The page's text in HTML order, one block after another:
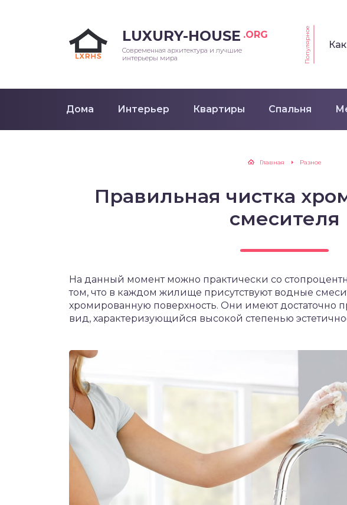
LUXURY-HOUSE .ORG
Современная архитектура и лучшие
интерьеры мира
Популярное
Дома Интерьер Квартиры Спальня
Главная Разное
Правильная чистка
смесителя
На данный момент можно практически со
том, что в каждом жилище присутствуют водные
хромированную поверхность. Они имеют достаточно
вид, характеризующийся высокой степенью